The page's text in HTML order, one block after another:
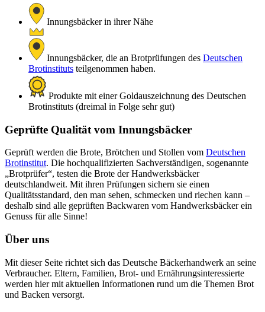
Innungsbäcker in ihrer Nähe
Innungsbäcker, die an Brotprüfungen des Deutschen
Brotinstituts teilgenommen haben.
Produkte mit einer Goldauszeichnung des Deutschen
Brotinstituts (dreimal in Folge sehr gut)
Geprüfte Qualität vom Innungsbäcker
Geprüft werden die Brote, Brötchen und Stollen vom Deutschen
Brotinstitut. Die hochqualifizierten Sachverständigen, sogenannte
„Brotprüfer“, testen die Brote der Handwerksbäcker
deutschlandweit. Mit ihren Prüfungen sichern sie einen
Qualitätsstandard, den man sehen, schmecken und riechen kann –
deshalb sind alle geprüften Backwaren vom Handwerksbäcker ein
Genuss für alle Sinne!
Über uns
Mit dieser Seite richtet sich das Deutsche Bäckerhandwerk an seine
Verbraucher. Eltern, Familien, Brot- und Ernährungsinteressierte
werden hier mit aktuellen Informationen rund um die Themen Brot
und Backen versorgt.